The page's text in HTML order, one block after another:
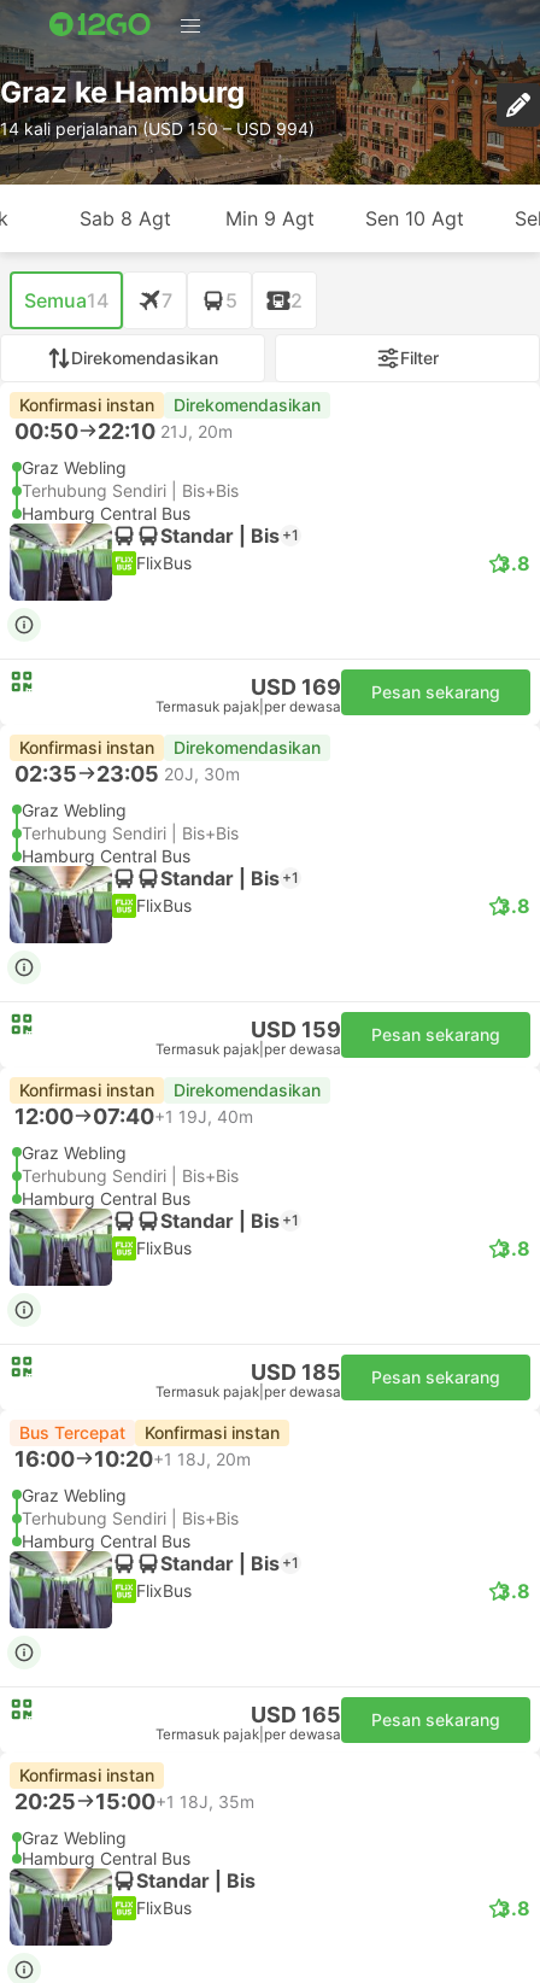
Graz ke Hamburg
14 kali perjalanan (USD 150 – USD 994)
Sab 8 Agt Min 9 Agt Sen 10 Agt
Semua14 7 5 2
Direkomendasikan Filter
Konfirmasi instan Direkomendasikan
00:50 22:10 21J, 20m
Graz Webling
Terhubung Sendiri | Bis+Bis
Hamburg Central Bus
Standar | Bis +1
FlixBus 3.8
USD 169
Termasuk pajak per dewasa
Pesan sekarang
Konfirmasi instan Direkomendasikan
02:35 23:05 20J, 30m
Graz Webling
Terhubung Sendiri | Bis+Bis
Hamburg Central Bus
Standar | Bis +1
FlixBus 3.8
USD 159
Termasuk pajak per dewasa
Pesan sekarang
Konfirmasi instan Direkomendasikan
12:00 07:40+1 19J, 40m
Graz Webling
Terhubung Sendiri | Bis+Bis
Hamburg Central Bus
Standar | Bis +1
FlixBus 3.8
USD 185
Termasuk pajak per dewasa
Pesan sekarang
Bus Tercepat Konfirmasi instan
16:00 10:20+1 18J, 20m
Graz Webling
Terhubung Sendiri | Bis+Bis
Hamburg Central Bus
Standar | Bis +1
FlixBus 3.8
USD 165
Termasuk pajak per dewasa
Pesan sekarang
Konfirmasi instan
20:25 15:00+1 18J, 35m
Graz Webling
Hamburg Central Bus
Standar | Bis
FlixBus 3.8